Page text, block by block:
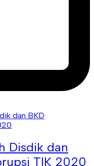
Disdik dan
TIK 2020